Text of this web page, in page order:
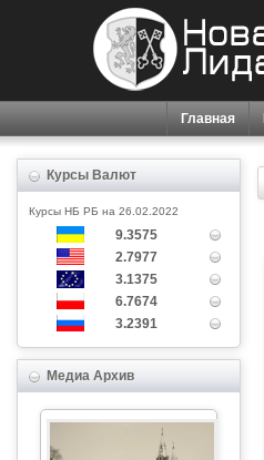
Главная
Курсы Валют
Курсы НБ РБ на 26.02.2022
9.3575
2.7977
3.1375
6.7674
3.2391
Медиа Архив